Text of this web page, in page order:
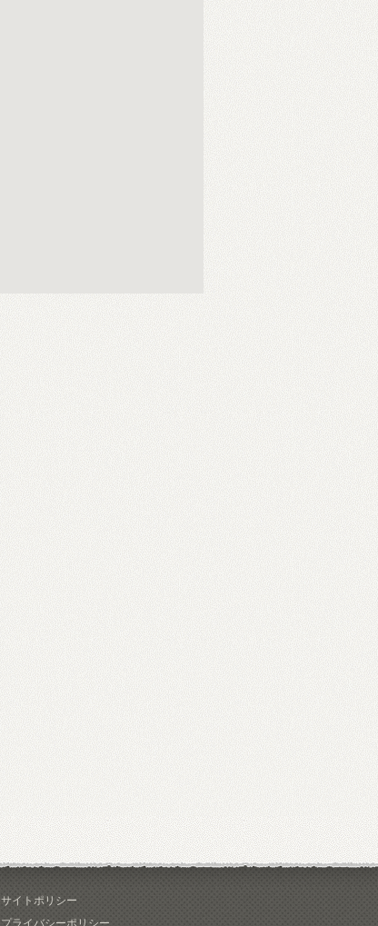
サイトポリシー
プライバシーポリシー